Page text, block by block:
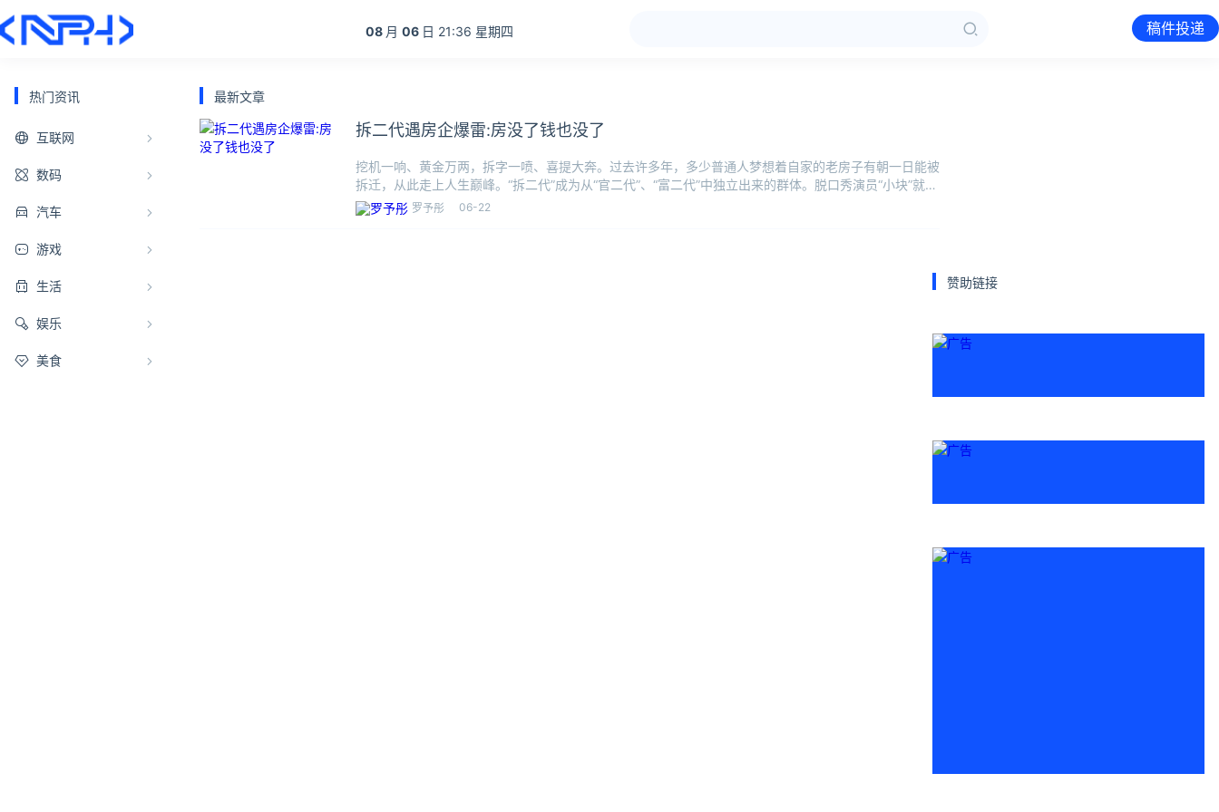
08 月 06 日 21:36 星期四 稿件投递
热门资讯
互联网
数码
汽车
游戏
生活
娱乐
美食
最新文章
拆二代遇房企爆雷:房没了钱也没了
挖机一响、黄金万两，拆字一喷、喜提大奔。过去许多年，多少普通人梦想着自家的老房子有朝一日能被
拆迁，从此走上人生巅峰。“拆二代”成为从“官二代”、“富二代”中独立出来的群体。脱口秀演员“小块”就曾
经在台
罗予彤 06-22
赞助链接